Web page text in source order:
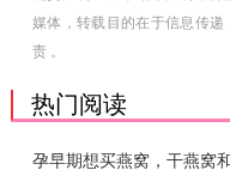
媒体，转载目的在于信息传
责 。
热门阅读